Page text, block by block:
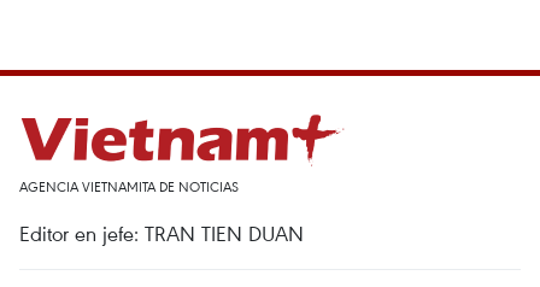
AGENCIA VIETNAMITA DE NOTICIAS
Editor en jefe: TRAN TIEN DUAN